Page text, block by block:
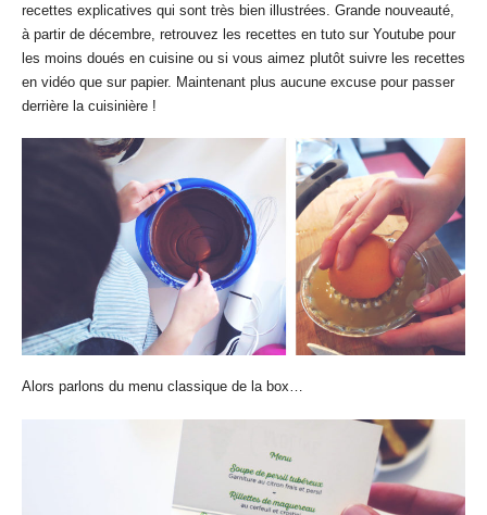
recettes explicatives qui sont très bien illustrées. Grande nouveauté,
à partir de décembre, retrouvez les recettes en tuto sur Youtube pour
les moins doués en cuisine ou si vous aimez plutôt suivre les recettes
en vidéo que sur papier. Maintenant plus aucune excuse pour passer
derrière la cuisinière !
Alors parlons du menu classique de la box…